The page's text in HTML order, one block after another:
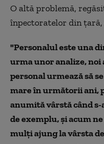
O altă problemă,
înpectoratelor din
"Personalul este una
urma unor analize, noi
personal urmează să
mare în următorii ani,
anumită vârstă când
de exemplu, și acum
mulți ajung la vârsta